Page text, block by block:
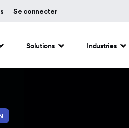
Se connecter
Solutions Industries